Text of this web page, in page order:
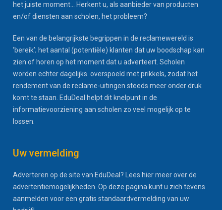
het juiste moment... Herkent u, als aanbieder van producten
en/of diensten aan scholen, het probleem?
Een van de belangrijkste begrippen in de reclamewereld is
‘bereik’; het aantal (potentiële) klanten dat uw boodschap kan
zien of horen op het moment dat u adverteert. Scholen
worden echter dagelijks overspoeld met prikkels, zodat het
rendement van de reclame-uitingen steeds meer onder druk
komt te staan. EduDeal helpt dit knelpunt in de
informatievoorziening aan scholen zo veel mogelijk op te
lossen.
Uw vermelding
Adverteren op de site van EduDeal? Lees hier meer over de
advertentiemogelijkheden. Op deze pagina kunt u zich tevens
aanmelden voor een gratis standaardvermelding van uw